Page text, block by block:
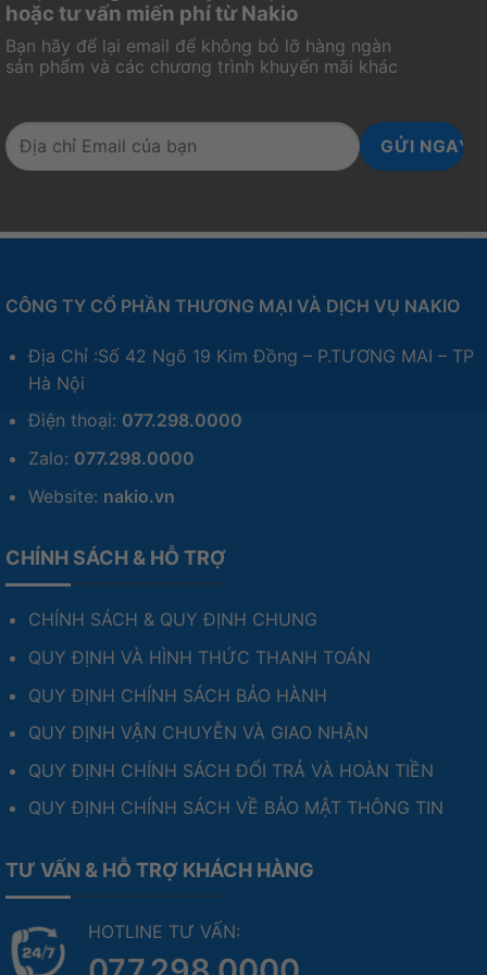
hoặc tư vấn miến phí từ Nakio
Bạn hãy để lại email để không bỏ lỡ hàng ngàn
sản phẩm và các chương trình khuyến mãi khác
CÔNG TY CỔ PHẦN THƯƠNG MẠI VÀ DỊCH VỤ NAKIO
Địa Chỉ :Số 42 Ngõ 19 Kim Đồng – P.TƯƠNG MAI – TP
Hà Nội
Điện thoại: 077.298.0000
Zalo: 077.298.0000
Website: nakio.vn
CHÍNH SÁCH & HỖ TRỢ
CHÍNH SÁCH & QUY ĐỊNH CHUNG
QUY ĐỊNH VÀ HÌNH THỨC THANH TOÁN
QUY ĐỊNH CHÍNH SÁCH BẢO HÀNH
QUY ĐỊNH VẬN CHUYỄN VÀ GIAO NHẬN
QUY ĐỊNH CHÍNH SÁCH ĐỔI TRẢ VÀ HOÀN TIỀN
QUY ĐỊNH CHÍNH SÁCH VỀ BẢO MẬT THÔNG TIN
TƯ VẤN & HỖ TRỢ KHÁCH HÀNG
HOTLINE TƯ VẤN: